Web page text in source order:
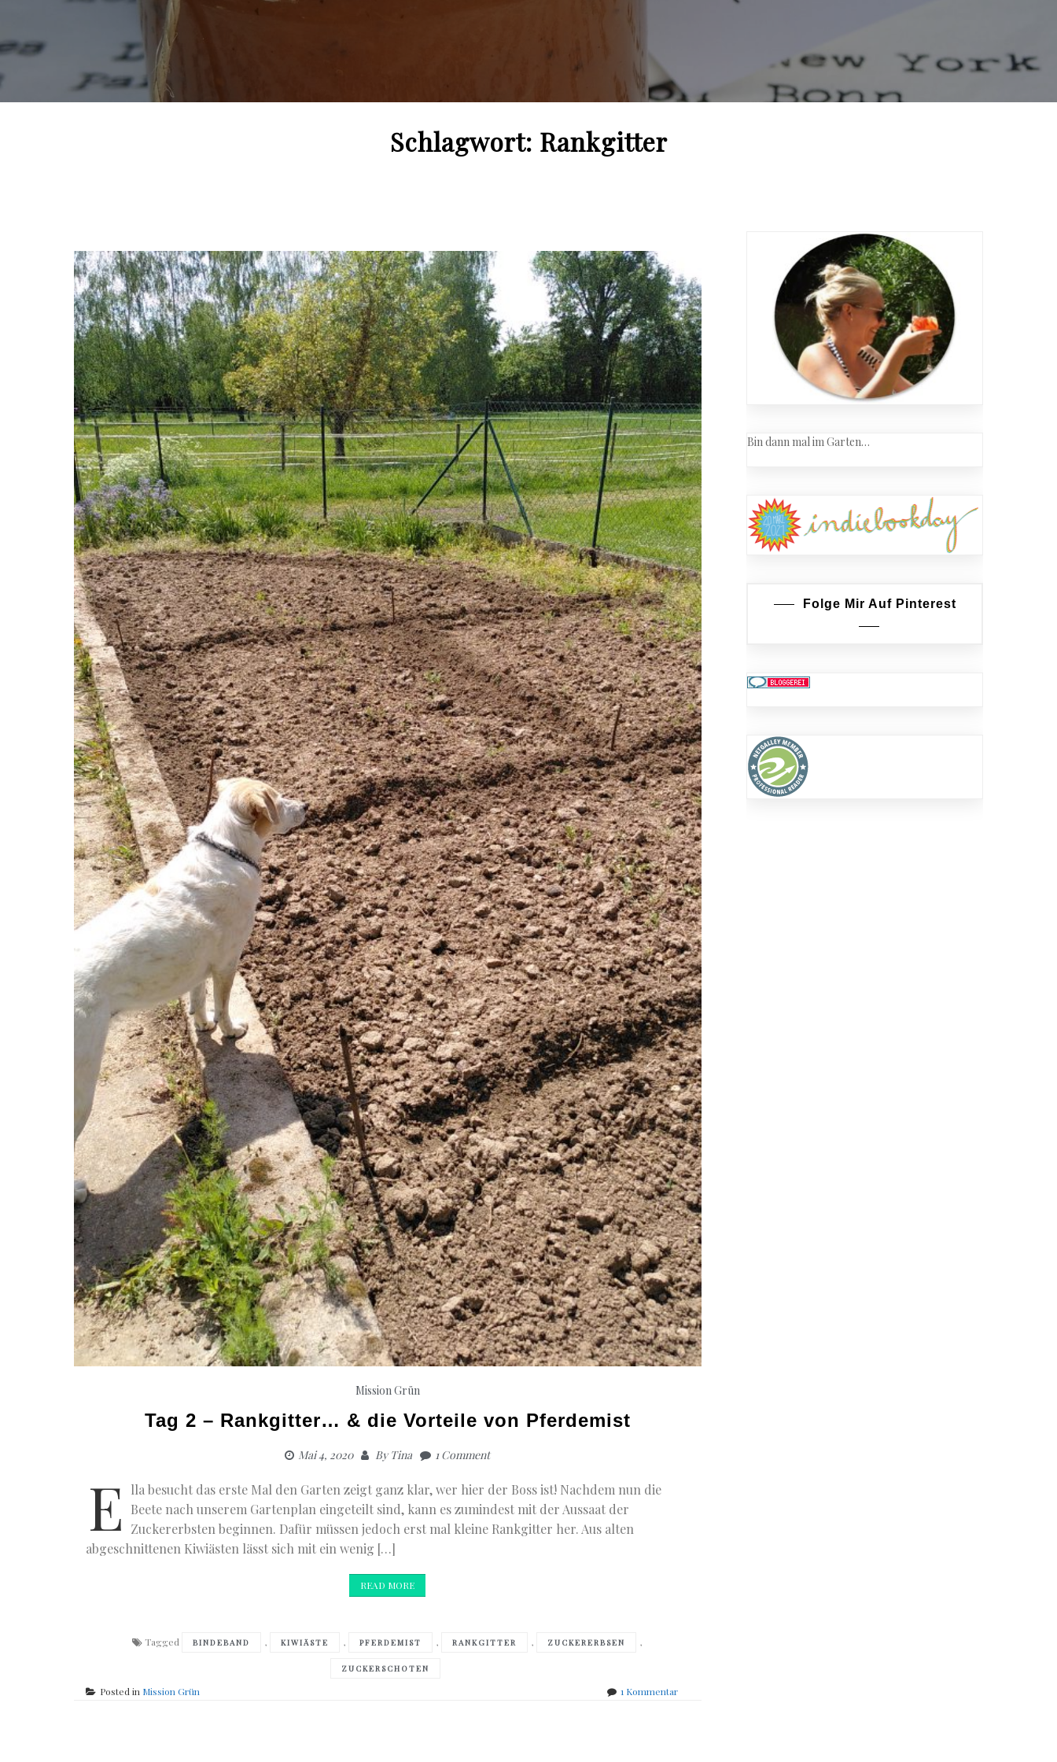
Schlagwort: Rankgitter
Mission Grün
Tag 2 – Rankgitter… & die Vorteile von Pferdemist
Mai 4, 2020 ByTina 1 Comment
E
lla besucht das erste Mal den Garten zeigt ganz klar, wer hier der Boss ist! Nachdem nun die
Beete nach unserem Gartenplan eingeteilt sind, kann es zumindest mit der Aussaat der
Zuckererbsten beginnen. Dafür müssen jedoch erst mal kleine Rankgitter her. Aus alten
abgeschnittenen Kiwiästen lässt sich mit ein wenig […]
READ MORE
Tagged BINDEBAND , KIWIÄSTE , PFERDEMIST , RANKGITTER , ZUCKERERBSEN ,
ZUCKERSCHOTEN
Posted in Mission Grün 1 Kommentarzu
Bin dann mal im Garten…
Folge Mir Auf Pinterest